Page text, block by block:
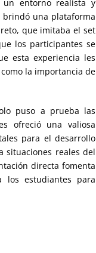
un entorno realista y
brindó una plataforma
que imitaba el set
los participantes se
esta experiencia les
la importancia de
puso a prueba las
ofreció una valiosa
para el desarrollo
situaciones reales del
directa fomenta
los estudiantes para